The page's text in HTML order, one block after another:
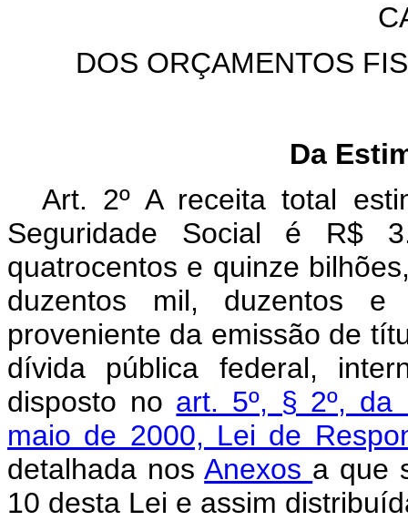
DOS ORÇAMENTOS
Da
Art. 2º A receita total
Seguridade Social é R$
quatrocentos e quinze
duzentos mil, duzentos
proveniente da emissão de
dívida pública federal,
disposto no art. 5º, § 2º, da
maio de 2000, Lei de
detalhada nosAnexos a que
10 desta Lei e assim